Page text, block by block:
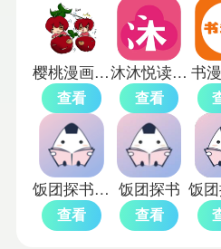
樱桃漫画app
查看
沐沐悦读免费版app
查看
书
饭团探书免费版
查看
饭团探书
查看